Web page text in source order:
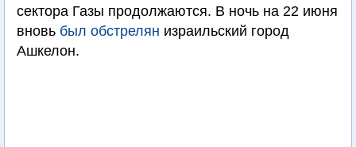
сектора Газы продолжаются. В ночь на 22 июня
вновь был обстрелян израильский город
Ашкелон.